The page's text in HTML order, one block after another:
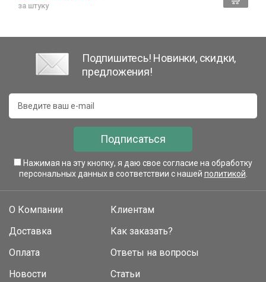
за штуку
Подпишитесь! Новинки, скидки,
предложения!
Подписаться
Нажимая на эту кнопку, я даю свое согласие на обработку
персональных данных в соответствии с нашей политикой
О Компании
Доставка
Оплата
Новости
Клиентам
Как заказать?
Ответы на вопросы
Статьи